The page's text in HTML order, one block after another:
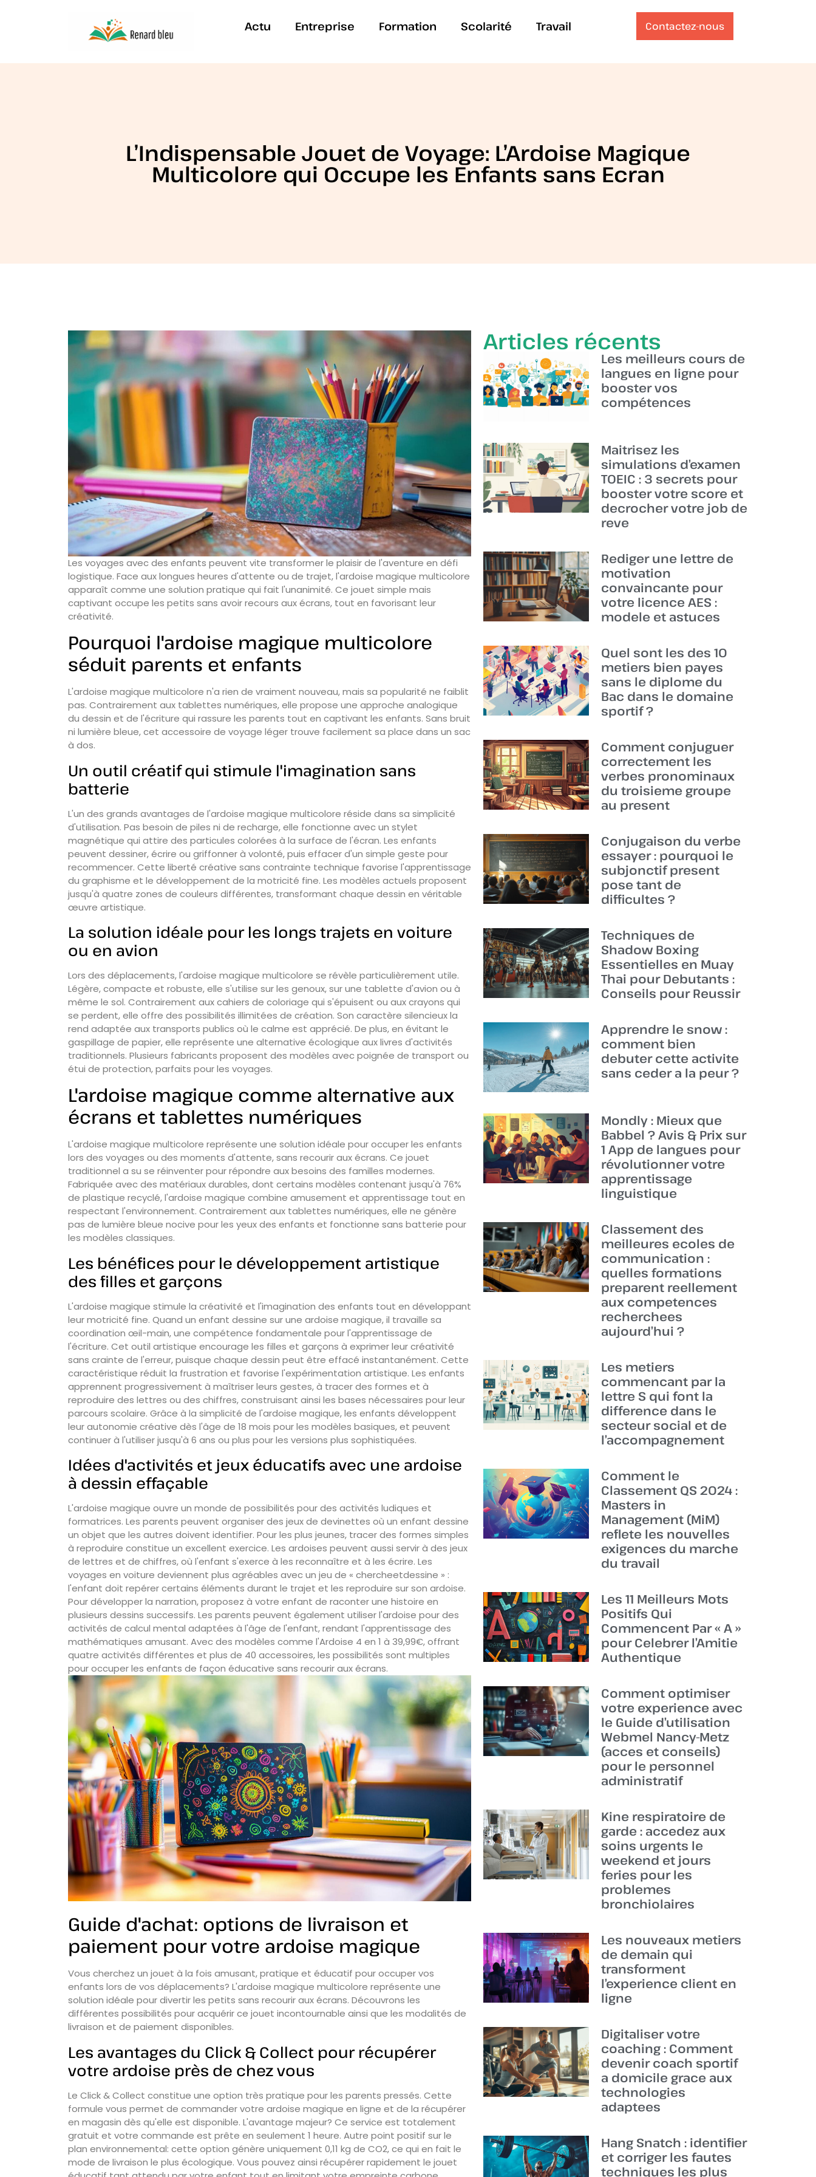
Actu Entreprise Formation Scolarité Travail Contactez-nous
L’Indispensable Jouet de Voyage: L’Ardoise Magique
Multicolore qui Occupe les Enfants sans Ecran
Les voyages avec des enfants peuvent vite transformer le plaisir de l'aventure en défi
logistique. Face aux longues heures d'attente ou de trajet, l'ardoise magique multicolore
apparaît comme une solution pratique qui fait l'unanimité. Ce jouet simple mais
captivant occupe les petits sans avoir recours aux écrans, tout en favorisant leur
créativité.
Pourquoi l'ardoise magique multicolore
séduit parents et enfants
L'ardoise magique multicolore n'a rien de vraiment nouveau, mais sa popularité ne faiblit
pas. Contrairement aux tablettes numériques, elle propose une approche analogique
du dessin et de l'écriture qui rassure les parents tout en captivant les enfants. Sans bruit
ni lumière bleue, cet accessoire de voyage léger trouve facilement sa place dans un sac
à dos.
Un outil créatif qui stimule l'imagination sans
batterie
L'un des grands avantages de l'ardoise magique multicolore réside dans sa simplicité
d'utilisation. Pas besoin de piles ni de recharge, elle fonctionne avec un stylet
magnétique qui attire des particules colorées à la surface de l'écran. Les enfants
peuvent dessiner, écrire ou griffonner à volonté, puis effacer d'un simple geste pour
recommencer. Cette liberté créative sans contrainte technique favorise l'apprentissage
du graphisme et le développement de la motricité fine. Les modèles actuels proposent
jusqu'à quatre zones de couleurs différentes, transformant chaque dessin en véritable
œuvre artistique.
La solution idéale pour les longs trajets en voiture
ou en avion
Lors des déplacements, l'ardoise magique multicolore se révèle particulièrement utile.
Légère, compacte et robuste, elle s'utilise sur les genoux, sur une tablette d'avion ou à
même le sol. Contrairement aux cahiers de coloriage qui s'épuisent ou aux crayons qui
se perdent, elle offre des possibilités illimitées de création. Son caractère silencieux la
rend adaptée aux transports publics où le calme est apprécié. De plus, en évitant le
gaspillage de papier, elle représente une alternative écologique aux livres d'activités
traditionnels. Plusieurs fabricants proposent des modèles avec poignée de transport ou
étui de protection, parfaits pour les voyages.
L'ardoise magique comme alternative aux
écrans et tablettes numériques
L'ardoise magique multicolore représente une solution idéale pour occuper les enfants
lors des voyages ou des moments d'attente, sans recourir aux écrans. Ce jouet
traditionnel a su se réinventer pour répondre aux besoins des familles modernes.
Fabriquée avec des matériaux durables, dont certains modèles contenant jusqu'à 76%
de plastique recyclé, l'ardoise magique combine amusement et apprentissage tout en
respectant l'environnement. Contrairement aux tablettes numériques, elle ne génère
pas de lumière bleue nocive pour les yeux des enfants et fonctionne sans batterie pour
les modèles classiques.
Les bénéfices pour le développement artistique
des filles et garçons
L'ardoise magique stimule la créativité et l'imagination des enfants tout en développant
leur motricité fine. Quand un enfant dessine sur une ardoise magique, il travaille sa
coordination œil-main, une compétence fondamentale pour l'apprentissage de
l'écriture. Cet outil artistique encourage les filles et garçons à exprimer leur créativité
sans crainte de l'erreur, puisque chaque dessin peut être effacé instantanément. Cette
caractéristique réduit la frustration et favorise l'expérimentation artistique. Les enfants
apprennent progressivement à maîtriser leurs gestes, à tracer des formes et à
reproduire des lettres ou des chiffres, construisant ainsi les bases nécessaires pour leur
parcours scolaire. Grâce à la simplicité de l'ardoise magique, les enfants développent
leur autonomie créative dès l'âge de 18 mois pour les modèles basiques, et peuvent
continuer à l'utiliser jusqu'à 6 ans ou plus pour les versions plus sophistiquées.
Idées d'activités et jeux éducatifs avec une ardoise
à dessin effaçable
L'ardoise magique ouvre un monde de possibilités pour des activités ludiques et
formatrices. Les parents peuvent organiser des jeux de devinettes où un enfant dessine
un objet que les autres doivent identifier. Pour les plus jeunes, tracer des formes simples
à reproduire constitue un excellent exercice. Les ardoises peuvent aussi servir à des jeux
de lettres et de chiffres, où l'enfant s'exerce à les reconnaître et à les écrire. Les
voyages en voiture deviennent plus agréables avec un jeu de « chercheetdessine » :
l'enfant doit repérer certains éléments durant le trajet et les reproduire sur son ardoise.
Pour développer la narration, proposez à votre enfant de raconter une histoire en
plusieurs dessins successifs. Les parents peuvent également utiliser l'ardoise pour des
activités de calcul mental adaptées à l'âge de l'enfant, rendant l'apprentissage des
mathématiques amusant. Avec des modèles comme l'Ardoise 4 en 1 à 39,99€, offrant
quatre activités différentes et plus de 40 accessoires, les possibilités sont multiples
pour occuper les enfants de façon éducative sans recourir aux écrans.
Guide d'achat: options de livraison et
paiement pour votre ardoise magique
Vous cherchez un jouet à la fois amusant, pratique et éducatif pour occuper vos
enfants lors de vos déplacements? L'ardoise magique multicolore représente une
solution idéale pour divertir les petits sans recourir aux écrans. Découvrons les
différentes possibilités pour acquérir ce jouet incontournable ainsi que les modalités de
livraison et de paiement disponibles.
Les avantages du Click & Collect pour récupérer
votre ardoise près de chez vous
Le Click & Collect constitue une option très pratique pour les parents pressés. Cette
formule vous permet de commander votre ardoise magique en ligne et de la récupérer
en magasin dès qu'elle est disponible. L'avantage majeur? Ce service est totalement
gratuit et votre commande est prête en seulement 1 heure. Autre point positif sur le
plan environnemental: cette option génère uniquement 0,11 kg de CO2, ce qui en fait le
mode de livraison le plus écologique. Vous pouvez ainsi récupérer rapidement le jouet
Articles récents
Les meilleurs cours de
langues en ligne pour
booster vos
compétences
Maitrisez les
simulations d’examen
TOEIC : 3 secrets pour
booster votre score et
decrocher votre job de
reve
Rediger une lettre de
motivation
convaincante pour
votre licence AES :
modele et astuces
Quel sont les des 10
metiers bien payes
sans le diplome du
Bac dans le domaine
sportif ?
Comment conjuguer
correctement les
verbes pronominaux
du troisieme groupe
au present
Conjugaison du verbe
essayer : pourquoi le
subjonctif present
pose tant de
difficultes ?
Techniques de
Shadow Boxing
Essentielles en Muay
Thai pour Debutants :
Conseils pour Reussir
Apprendre le snow :
comment bien
debuter cette activite
sans ceder a la peur ?
Mondly : Mieux que
Babbel ? Avis & Prix sur
1 App de langues pour
révolutionner votre
apprentissage
linguistique
Classement des
meilleures ecoles de
communication :
quelles formations
preparent reellement
aux competences
recherchees
aujourd’hui ?
Les metiers
commencant par la
lettre S qui font la
difference dans le
secteur social et de
l’accompagnement
Comment le
Classement QS 2024 :
Masters in
Management (MiM)
reflete les nouvelles
exigences du marche
du travail
Les 11 Meilleurs Mots
Positifs Qui
Commencent Par « A »
pour Celebrer l’Amitie
Authentique
Comment optimiser
votre experience avec
le Guide d’utilisation
Webmel Nancy-Metz
(acces et conseils)
pour le personnel
administratif
Kine respiratoire de
garde : accedez aux
soins urgents le
weekend et jours
feries pour les
problemes
bronchiolaires
Les nouveaux metiers
de demain qui
transforment
l’experience client en
ligne
Digitaliser votre
coaching : Comment
devenir coach sportif
a domicile grace aux
technologies
adaptees
Hang Snatch : identifier
et corriger les fautes
techniques les plus